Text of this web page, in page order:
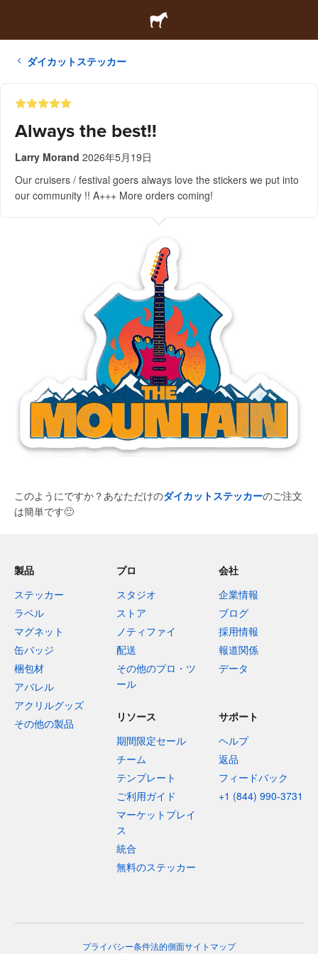
ダイカットステッカー
Always the best!!
Larry Morand 2026年5月19日
Our cruisers / festival goers always love the stickers we put into
our community !! A+++ More orders coming!
このようにですか？あなただけのダイカットステッカーのご注文
は簡単です🙂
製品
ステッカー
ラベル
マグネット
缶バッジ
梱包材
アパレル
アクリルグッズ
その他の製品
プロ
スタジオ
ストア
ノティファイ
配送
その他のプロ・ツ
ール
会社
企業情報
ブログ
採用情報
報道関係
データ
リソース
期間限定セール
チーム
テンプレート
ご利用ガイド
マーケットプレイ
ス
統合
無料のステッカー
サポート
ヘルプ
返品
フィードバック
+1 (844) 990-3731
プライバシー条件法的側面サイトマップ